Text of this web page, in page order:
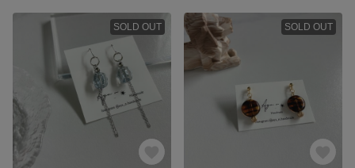
SOLD OUT SOLD OUT